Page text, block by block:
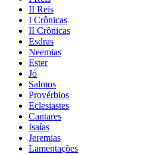
II Reis
I Crônicas
II Crônicas
Esdras
Neemias
Ester
Jó
Salmos
Provérbios
Eclesiastes
Cantares
Isaías
Jeremias
Lamentações